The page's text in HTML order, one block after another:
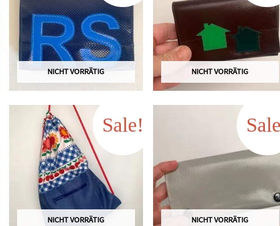
NICHT VORRÄTIG NICHT VORRÄTIG
Sale!
NICHT VORRÄTIG NICHT VORRÄTIG